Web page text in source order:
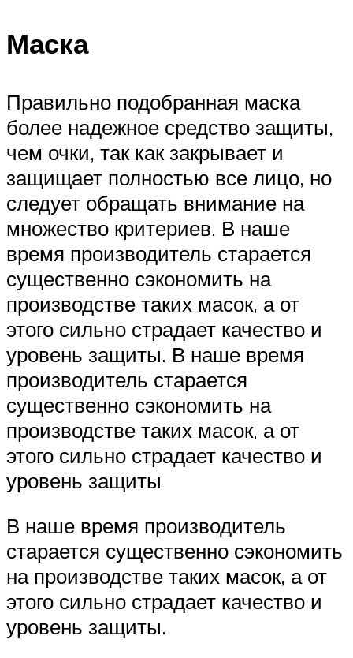
Маска
Правильно подобранная маска
более надежное средство защиты,
чем очки, так как закрывает и
защищает полностью все лицо, но
следует обращать внимание на
множество критериев. В наше
время производитель старается
существенно сэкономить на
производстве таких масок, а от
этого сильно страдает качество и
уровень защиты. В наше время
производитель старается
существенно сэкономить на
производстве таких масок, а от
этого сильно страдает качество и
уровень защиты
В наше время производитель
старается существенно сэкономить
на производстве таких масок, а от
этого сильно страдает качество и
уровень защиты.